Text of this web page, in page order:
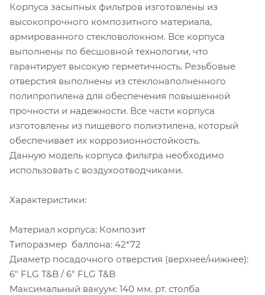
Корпуса засыпных фильтров изготовлены из
высокопрочного композитного материала,
армированного стекловолокном. Все корпуса
выполнены по бесшовной технологии, что
гарантирует высокую герметичность. Резьбовые
отверстия выполнены из стеклонаполненного
полипропилена для обеспечения повышенной
прочности и надежности. Все части корпуса
изготовлены из пищевого полиэтилена, который
обеспечивает их коррозионностойкость.
Данную модель корпуса фильтра необходимо
использовать с воздухоотводчиками.
Характеристики:
Материал корпуса: Композит
Типоразмер баллона: 42*72
Диаметр посадочного отверстия (верхнее/нижнее):
6" FLG T&B / 6" FLG T&B
Максимальный вакуум: 140 мм. рт. столба